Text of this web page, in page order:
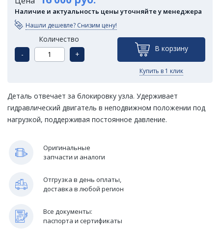
Наличие и актуальность цены уточняйте у менеджера
Нашли дешевле? Снизим цену!
Количество
-
+
В корзину
Купить в 1 клик
Деталь отвечает за блокировку узла. Удерживает
гидравлический двигатель в неподвижном положении под
нагрузкой, поддерживая постоянное давление.
Оригинальные
запчасти и аналоги
Отгрузка в день оплаты,
доставка в любой регион
Все документы:
паспорта и сертификаты